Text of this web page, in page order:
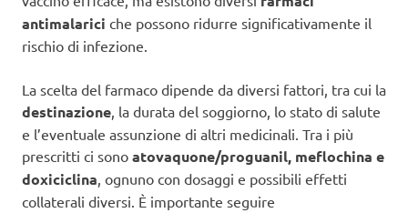
antimalarici che possono ridurre significativamente il
rischio di infezione.
La scelta del farmaco dipende da diversi fattori, tra cui la
destinazione, la durata del soggiorno, lo stato di salute
e l’eventuale assunzione di altri medicinali. Tra i più
prescritti ci sono atovaquone/proguanil, meflochina e
doxiciclina, ognuno con dosaggi e possibili effetti
collaterali diversi. È importante seguire